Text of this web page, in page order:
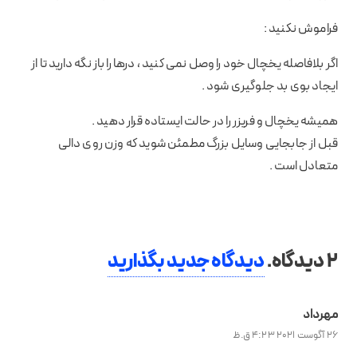
فراموش نکنید :
اگر بلافاصله یخچال خود را وصل نمی کنید ، درها را باز نگه دارید تا از
ایجاد بوی بد جلوگیری شود .
همیشه یخچال و فریزر را در حالت ایستاده قرار دهید .
قبل از جابجایی وسایل بزرگ مطمئن شوید که وزن روی دالی
متعادل است .
2دیدگاه.دیدگاه جدید بگذارید
مهرداد
26 آگوست 2021 4:23 ق.ظ